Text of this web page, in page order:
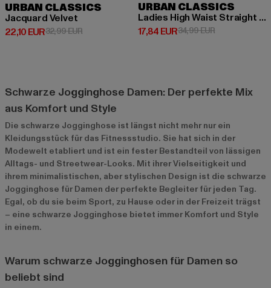
URBAN CLASSICS
Jacquard Velvet
22,10 EUR
Derzeitiger Preis: 22,10 EUR
32,99 EURAktionspreis: 32,99 EUR
URBAN CLASSICS
Ladies High Waist Straight Velvet
17,84 EUR
Derzeitiger Preis: 17,84 EUR
34,99 EURAktionspreis:
Schwarze Jogginghose Damen: Der perfekte Mix
aus Komfort und Style
Die schwarze Jogginghose ist längst nicht mehr nur ein
Kleidungsstück für das Fitnessstudio. Sie hat sich in der
Modewelt etabliert und ist ein fester Bestandteil von lässigen
Alltags- und Streetwear-Looks. Mit ihrer Vielseitigkeit und
ihrem minimalistischen, aber stylischen Design ist die schwarze
Jogginghose für Damen der perfekte Begleiter für jeden Tag.
Egal, ob du sie beim Sport, zu Hause oder in der Freizeit trägst
– eine schwarze Jogginghose bietet immer Komfort und Style
in einem.
Warum schwarze Jogginghosen für Damen so
beliebt sind